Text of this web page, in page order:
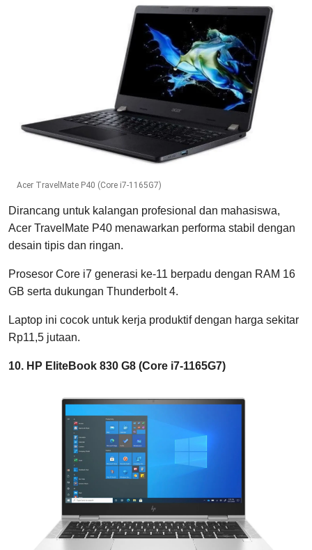
Acer TravelMate P40 (Core i7-1165G7)
Dirancang untuk kalangan profesional dan mahasiswa,
Acer TravelMate P40 menawarkan performa stabil dengan
desain tipis dan ringan.
Prosesor Core i7 generasi ke-11 berpadu dengan RAM 16
GB serta dukungan Thunderbolt 4.
Laptop ini cocok untuk kerja produktif dengan harga sekitar
Rp11,5 jutaan.
10. HP EliteBook 830 G8 (Core i7-1165G7)